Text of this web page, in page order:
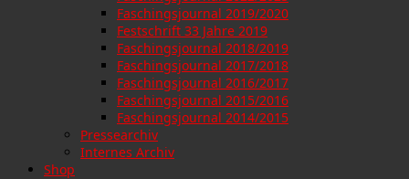
Faschingsjournal 2019/2020
Festschrift 33 Jahre 2019
Faschingsjournal 2018/2019
Faschingsjournal 2017/2018
Faschingsjournal 2016/2017
Faschingsjournal 2015/2016
Faschingsjournal 2014/2015
Pressearchiv
Internes Archiv
Shop